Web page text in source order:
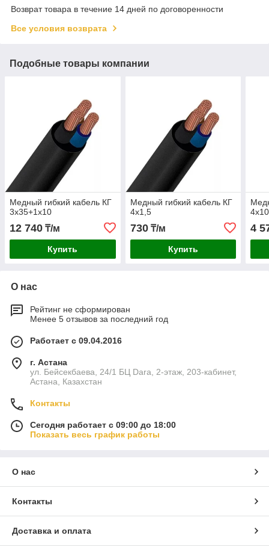
Возврат товара в течение 14 дней по договоренности
Все условия возврата
Подобные товары компании
Медный гибкий кабель КГ
3х35+1х10
12 740 ₸/м
Купить
Медный гибкий кабель КГ
4х1,5
730₸/м
Купить
4х10
4
О нас
Рейтинг не сформирован
Менее 5 отзывов за последний год
Работает с 09.04.2016
г. Астана
ул. Бейсекбаева, 24/1 БЦ Dara, 2-этаж, 203-кабинет,
Астана, Казахстан
Контакты
Сегодня работает с 09:00 до 18:00
Показать весь график работы
О нас
Контакты
Доставка и оплата